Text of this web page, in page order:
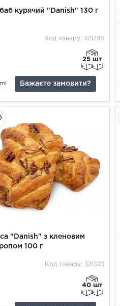
курячий "Danish" 130 г
Код товару: 321245
25 шт
Бажаєте замовити?
"Danish" з кленовим
100 г
Код товару: 321323
40 шт